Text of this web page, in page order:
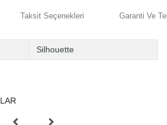
Taksit Seçenekleri Garanti Ve
Silhouette